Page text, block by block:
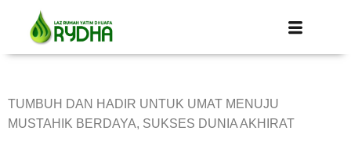
TUMBUH DAN HADIR UNTUK UMAT MENUJU
MUSTAHIK BERDAYA, SUKSES DUNIA AKHIRAT